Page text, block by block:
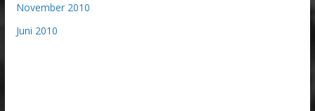
November 2010
Juni 2010